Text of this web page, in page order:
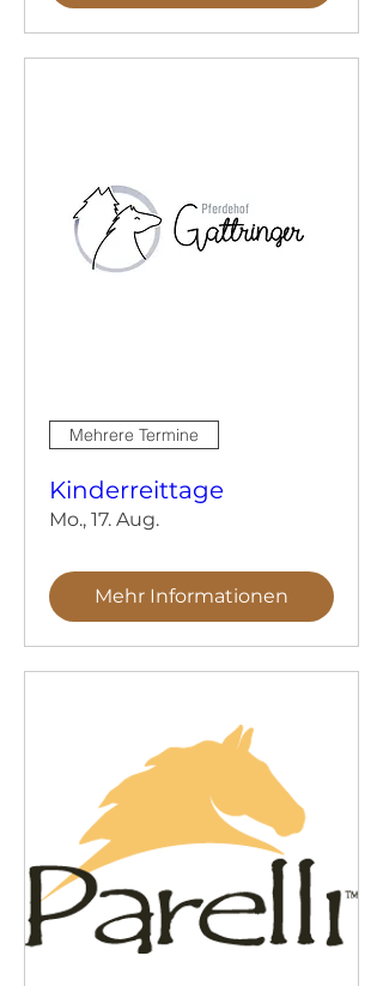
Mehrere Termine
Kinderreittage
Mo., 17. Aug.
Mehr Informationen